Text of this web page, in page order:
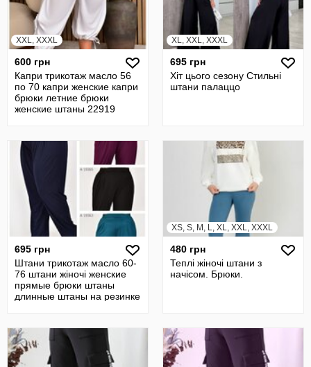
XXL, XXXL
600 грн
Капри трикотаж масло 56
по 70 капри женские капри
брюки летние брюки
женские штаны 22919
XL, XXL, XXXL
695 грн
Хіт цього сезону Стильні
штани палаццо
695 грн
Штани трикотаж масло 60-
76 штани жіночі женские
прямые брюки штаны
длинные штаны на резинке
XS, S, M, L, XL, XXL, XXXL
480 грн
Теплі жіночі штани з
начісом. Брюки.